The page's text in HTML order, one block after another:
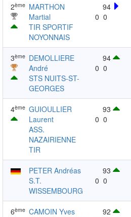
2ème MARTHON
Martial
TIR SPORTIF
NOYONNAIS
94
0 0
3ème DEMOLLIERE
André
STS NUITS-ST-
GEORGES
94
0 0
4ème GUIOULLIER
Laurent
ASS.
NAZAIRIENNE
TIR
93
0 0
PETER Andréas
S.T.
WISSEMBOURG
93
0 0
6ème CAMOIN Yves
92